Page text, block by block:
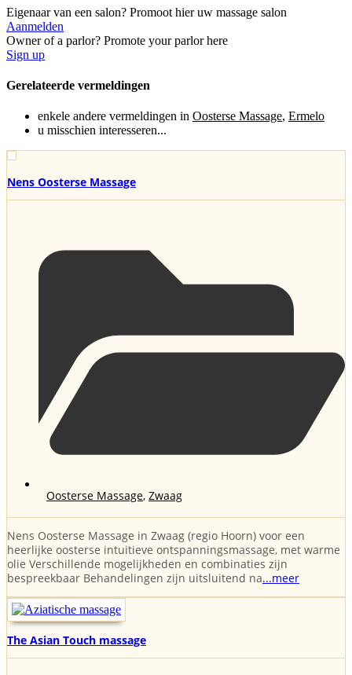
Eigenaar van een salon? Promoot hier uw massage salon
Aanmelden
Owner of a parlor? Promote your parlor here
Sign up
Gerelateerde vermeldingen
enkele andere vermeldingen in Oosterse Massage, Ermelo
u misschien interesseren...
Nens Oosterse Massage
Oosterse Massage, Zwaag
Nens Oosterse Massage in Zwaag (regio Hoorn) voor een
heerlijke oosterse intuitieve ontspanningsmassage, met warme
olie Verschillende mogelijkheden en combinaties zijn
bespreekbaar Behandelingen zijn uitsluitend na...meer
The Asian Touch massage